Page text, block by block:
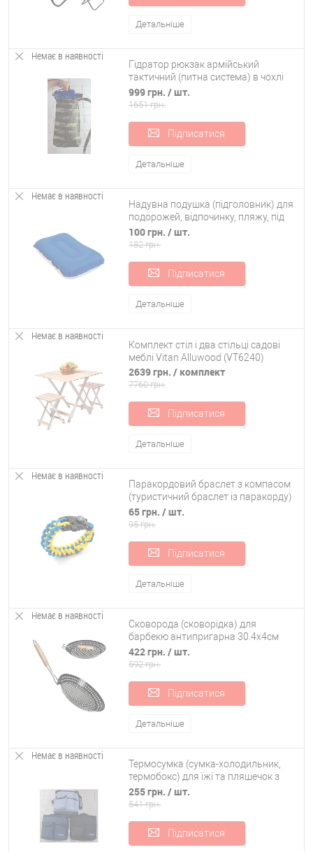
Детальніше
Немає в наявності
Гідратор рюкзак армійський
тактичний (питна система) в чохлі
OSPORT (ty-0025)
999 грн. / шт.
1651 грн.
Підписатися
Детальніше
Немає в наявності
Надувна подушка (підголовник) для
подорожей, відпочинку, пляжу, під
шию в літак Bestway (69034)
100 грн. / шт.
182 грн.
Підписатися
Детальніше
Немає в наявності
Комплект стіл і два стільці садові
меблі Vitan Alluwood (VT6240)
2639 грн. / комплект
7760 грн.
Підписатися
Детальніше
Немає в наявності
Паракордовий браслет з компасом
(туристичний браслет із паракорду)
OSPORT (ty-0054)
65 грн. / шт.
95 грн.
Підписатися
Детальніше
Немає в наявності
Сковорода (сковорідка) для
барбекю антипригарна 30.4х4см
Stenson (MH-2057)
422 грн. / шт.
592 грн.
Підписатися
Детальніше
Немає в наявності
Термосумка (сумка-холодильник,
термобокс) для їжі та пляшечок з
ручками OSPORT Cario (R27304)
255 грн. / шт.
541 грн.
Підписатися